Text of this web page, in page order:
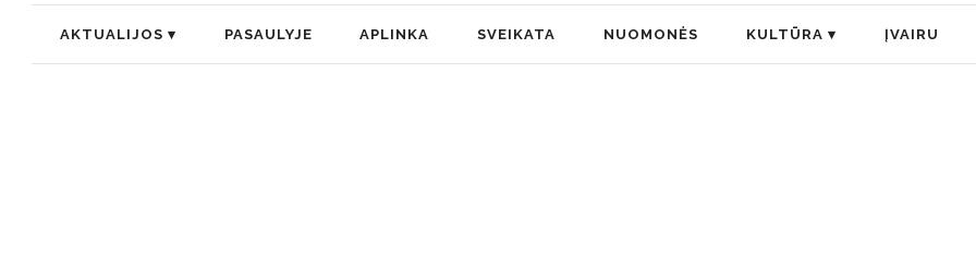
AKTUALIJOS PASAULYJE APLINKA SVEIKATA NUOMONĖS KULTŪRA ĮVAIRU